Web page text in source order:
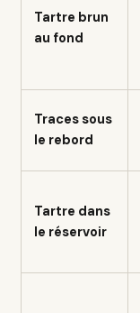
Tartre brun
au fond
Traces sous
le rebord
Tartre dans
le réservoir